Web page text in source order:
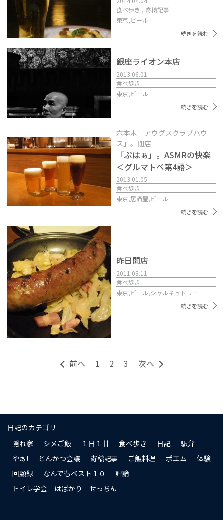
食べ歩き , 寄稿記事
東京,ビール
続きを読む
銀座ライオン本店
2013.06.01
食べ歩き
東京,ビール
続きを読む
六本木「アウグスクラブハウ
ス」。閉店
「ぷはぁ」。ASMRの快楽
＜グルマトペ第4語＞
2013.01.05
食べ歩き
東京,居酒屋,ビール
続きを読む
昨日開店
2011.03.11
食べ歩き
東京,ビール,シャルキュトリー
続きを読む
前へ 1 2 3 次へ
日記のカテゴリ
隠れ家
シメご飯 １日１甘 食べ歩き 日記
駅弁
やぁ!
とんかつ会議 寄稿記事 ご飯料理 ポエム
体験
回顧録
なんでもベスト１０
評論
トイレ学会 はばかり せっちん